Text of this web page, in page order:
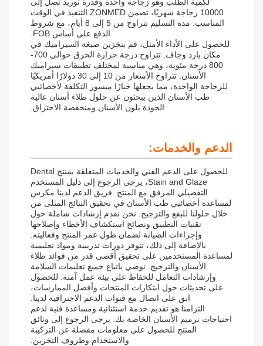
لكمية الطلب وهو زجاجة واحدة وقدرة توريد تصل إلى
10000 زجاجة شهريًا، تضمن ZONMED التنفيذ في الوقت
المناسب. مدة التسليم تتراوح من 5 إلى 8 أيام، مع شروط
الدفع على أساس FOB.
للحصول على الأداء الأمثل، قم بتخزين صبغة السيراميك في
مكان بارد وجاف. تتراوح درجة حرارة الحرق حوالي 700-
800 درجة مئوية، وهي مناسبة لمختلف تطبيقات سيراميك
الأسنان. تتراوح الأسعار من 10 إلى 30 دولارًا أمريكيًا
للزجاجة الواحدة، مما يجعلها خيارًا ميسور التكلفة لأخصائيي
طب الأسنان الذين يبحثون عن حلول طلاء أسنان عالية
الجودة بلون الأسنان ومنخفضة الاحتراق.
الدعم والخدمات:
للحصول على الدعم الفني والخدمات المتعلقة بمنتج Dental
Stain and Glaze، يرجى الرجوع إلى دليل المستخدم
التفصيلي المرفق مع المنتج. فريق الدعم لدينا مكرس
لمساعدة أخصائيي طب الأسنان في تحقيق النتائج المثلى من
خلال حلولنا للبقع والتزجيج. نحن نقدم إرشادات شاملة حول
تقنيات التطبيق ونصائح استكشاف الأخطاء وإصلاحها
وإجراءات الصيانة لضمان طول عمر المنتج وفعاليته.
بالإضافة إلى ذلك، تتوفر دورات تدريبية ومواد تعليمية
لمساعدة المستخدمين على تحقيق أقصى قدر من فوائد طلاء
الأسنان والتزجيج. نوصي باتباع جميع تعليمات السلامة
وإرشادات التعامل للحفاظ على بيئة عمل آمنة. للحصول
على تحديثات حول ابتكارات المنتجات وأفضل الممارسات،
ابق على اتصال مع قنوات الدعم الاحترافية لدينا.
التزامنا هو تقديم خدمة استثنائية ومساعدة فنية لدعم
احتياجات ترميم الأسنان الخاصة بك. يرجى الرجوع إلى وثائق
المنتج للحصول على معلومات مفصلة عن التركيبة
والاستخدام وظروف التخزين.